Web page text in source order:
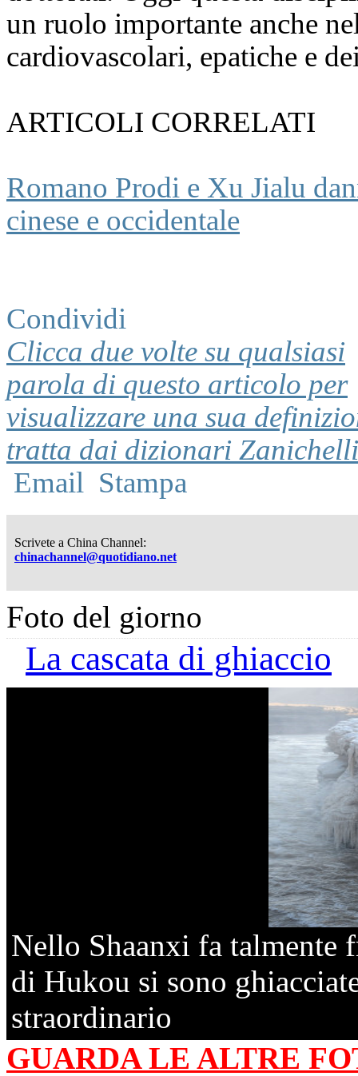
un ruolo importante anche
cardiovascolari, epatiche e
ARTICOLI CORRELATI
Romano Prodi e Xu Jialu
cinese e occidentale
Condividi
Clicca due volte su qualsiasi
parola di questo articolo per
visualizzare una sua
tratta dai dizionari Zanichelli
Email Stampa
Scrivete a China Channel:
chinachannel@quotidiano.net
Foto del giorno
La cascata di ghiaccio
Nello Shaanxi fa talmente
di Hukou si sono
straordinario
GUARDA LE ALTRE